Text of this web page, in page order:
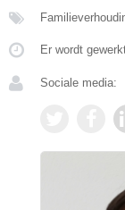
Er wordt
Sociale media: